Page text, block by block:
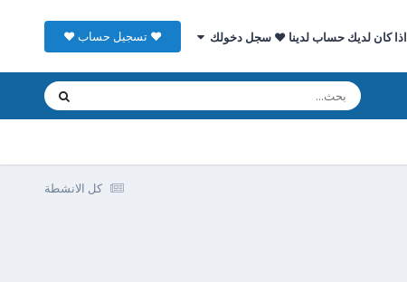
اذا كان لديك حساب لدينا ♥ سجل دخولك ♥ تسجيل حساب ♥
كل الانشطة